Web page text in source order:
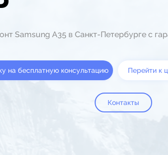
Samsung A35 в Санкт-Петербурге с
на бесплатную консультацию Перейти к
Контакты